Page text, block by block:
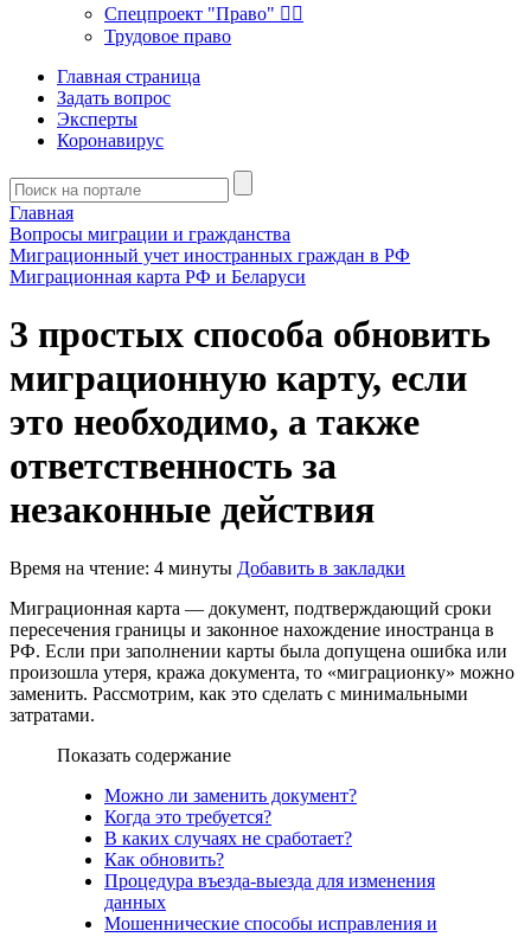
Спецпроект "Право" 👮‍♂️
Трудовое право
Главная страница
Задать вопрос
Эксперты
Коронавирус
Главная
Вопросы миграции и гражданства
Миграционный учет иностранных граждан в РФ
Миграционная карта РФ и Беларуси
3 простых способа обновить
миграционную карту, если
это необходимо, а также
ответственность за
незаконные действия
Время на чтение: 4 минуты Добавить в закладки
Миграционная карта — документ, подтверждающий сроки
пересечения границы и законное нахождение иностранца в
РФ. Если при заполнении карты была допущена ошибка или
произошла утеря, кража документа, то «миграционку» можно
заменить. Рассмотрим, как это сделать с минимальными
затратами.
Показать содержание
Можно ли заменить документ?
Когда это требуется?
В каких случаях не сработает?
Как обновить?
Процедура въезда-выезда для изменения
данных
Мошеннические способы исправления и